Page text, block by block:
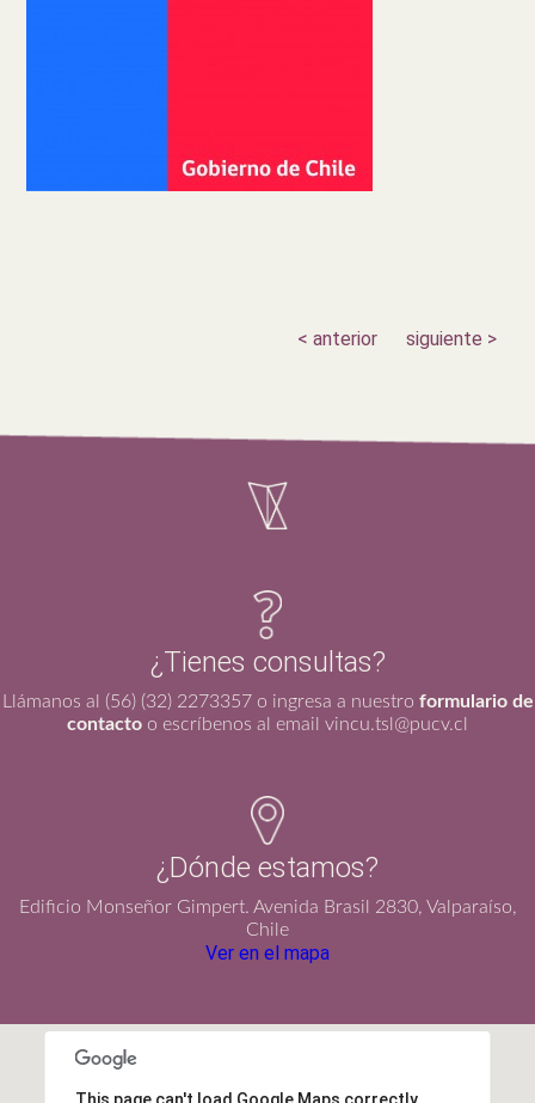
< anterior siguiente >
¿Tienes consultas?
Llámanos al (56) (32) 2273357 o ingresa a nuestro formulario de
contacto o escríbenos al email vincu.tsl@pucv.cl
¿Dónde estamos?
Edificio Monseñor Gimpert. Avenida Brasil 2830, Valparaíso,
Chile
Ver en el mapa